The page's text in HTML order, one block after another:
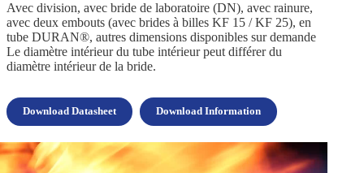
Avec division, avec bride de laboratoire (DN), avec rainure,
avec deux embouts (avec brides à billes KF 15 / KF 25), en
tube DURAN®, autres dimensions disponibles sur demande
Le diamètre intérieur du tube intérieur peut différer du
diamètre intérieur de la bride.
Download Datasheet Download Information
Lecteur
vidéo